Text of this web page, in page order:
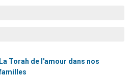
La Torah de l'amour dans nos